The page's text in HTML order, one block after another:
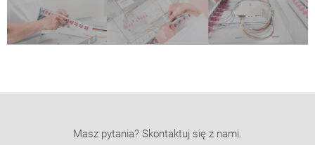
Masz pytania? Skontaktuj się z nami.